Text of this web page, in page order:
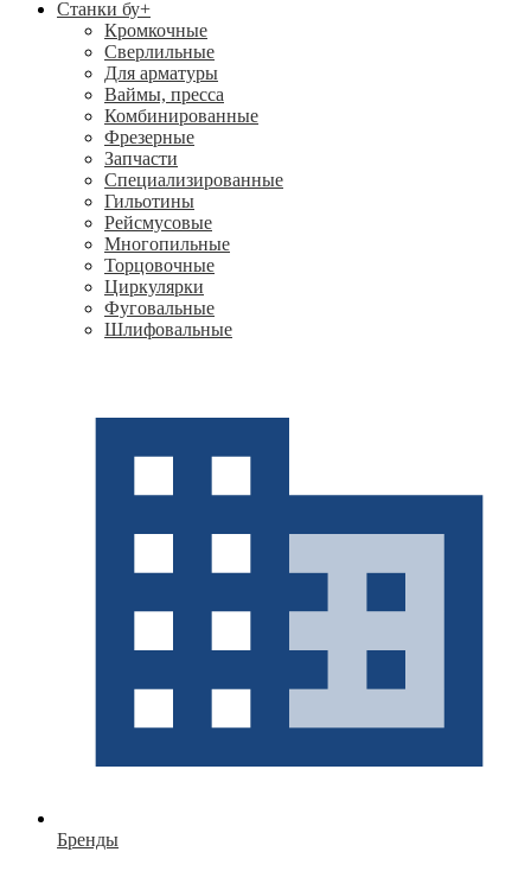
Станки бу+
Кромкочные
Сверлильные
Для арматуры
Ваймы, пресса
Комбинированные
Фрезерные
Запчасти
Специализированные
Гильотины
Рейсмусовые
Многопильные
Торцовочные
Циркулярки
Фуговальные
Шлифовальные
Бренды